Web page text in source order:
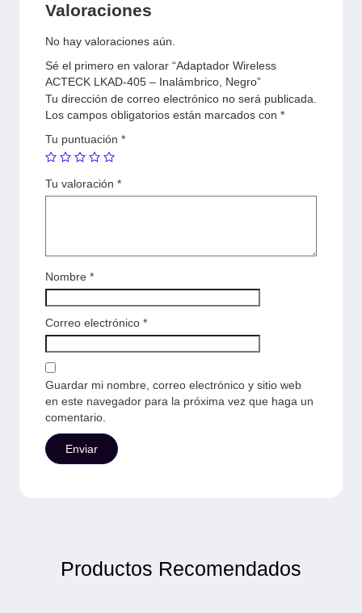
Valoraciones
No hay valoraciones aún.
Sé el primero en valorar “Adaptador Wireless
ACTECK LKAD-405 – Inalámbrico, Negro”
Tu dirección de correo electrónico no será publicada.
Los campos obligatorios están marcados con *
Tu puntuación *
Tu valoración *
Nombre *
Correo electrónico *
Guardar mi nombre, correo electrónico y sitio web
en este navegador para la próxima vez que haga un
comentario.
Productos Recomendados